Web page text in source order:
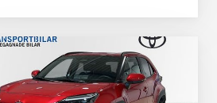
Toyota
När varje jobb